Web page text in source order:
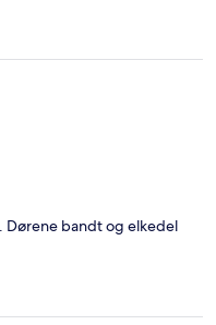
Dørene bandt og elkedel